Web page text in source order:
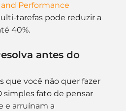
Performance
tarefas pode reduzir a
40%.
antes do
que você não quer fazer
simples fato de pensar
e arruínam a